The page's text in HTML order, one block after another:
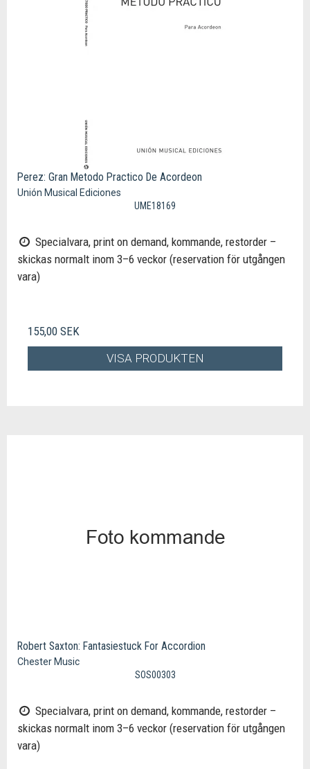
Perez: Gran Metodo Practico De Acordeon
Unión Musical Ediciones
UME18169
Specialvara, print on demand, kommande, restorder –
skickas normalt inom 3–6 veckor (reservation för utgången
vara)
155,00 SEK
VISA PRODUKTEN
Robert Saxton: Fantasiestuck For Accordion
Chester Music
SOS00303
Specialvara, print on demand, kommande, restorder –
skickas normalt inom 3–6 veckor (reservation för utgången
vara)